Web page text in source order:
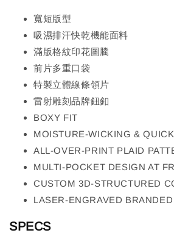
寬短版型
吸濕排汗快乾機能面料
滿版格紋印花圖騰
前片多重口袋
特製立體線條領片
雷射雕刻品牌鈕釦
BOXY FIT
MOISTURE-WICKING &
ALL-OVER-PRINT PLAID
MULTI-POCKET DESIGN AT
CUSTOM 3D-STRUCTURED
LASER-ENGRAVED
SPECS